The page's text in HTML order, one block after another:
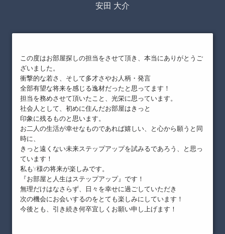
安田 大介
この度はお部屋探しの担当をさせて頂き、本当にありがとうご
ざいました。
衝撃的な若さ、そして多才さやお人柄・発言
全部有望な将来を感じる逸材だったと思ってます！
担当を務めさせて頂いたこと、光栄に思っています。
社会人として、初めに住んだお部屋はきっと
印象に残るものと思います。
お二人の生活が幸せなものであれば嬉しい、と心から願うと同
時に、
きっと遠くない未来ステップアップを試みるであろう、と思っ
ています！
私もY様の将来が楽しみです。
『お部屋と人生はステップアップ』です！
無理だけはなさらず、日々を幸せに過ごしていただき
次の機会にお会いするのをとても楽しみにしています！
今後とも、引き続き何卒宜しくお願い申し上げます！